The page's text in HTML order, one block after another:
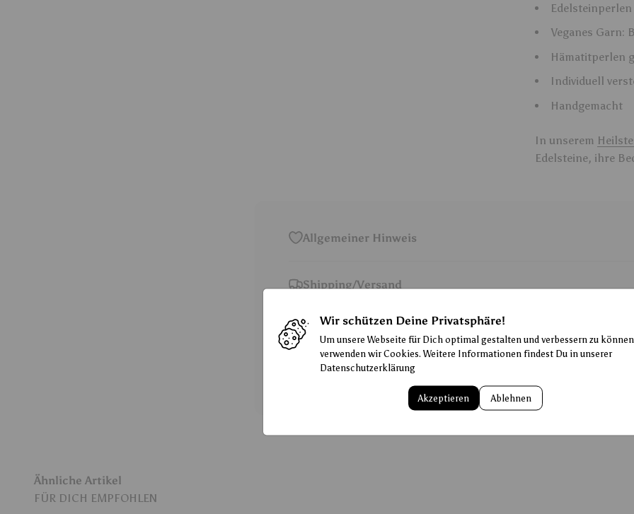
Edelsteinperlen
Veganes Garn:
Hämatitperlen
Individuell
Handgemacht
In unserem
Edelsteine, ihre
Allgemeiner Hinweis
Shipping/Versand
14 Tage Rückgabegarantie
Ähnliche Artikel
Wir schützen Deine Privatsphäre!
Um unsere Webseite für Dich optimal gestalten und verbessern zu
verwenden wir Cookies. Weitere Informationen findest Du in unserer
Datenschutzerklärung
Akzeptieren Ablehnen